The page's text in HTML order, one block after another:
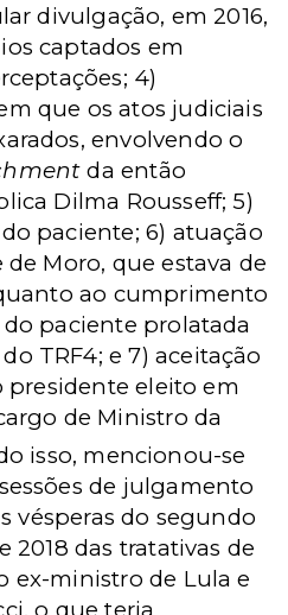
divulgação, em 2016,
captados em
4)
que os atos judiciais
envolvendo o
da então
Dilma Rousseff; 5)
paciente; 6) atuação
Moro, que estava de
ao cumprimento
paciente prolatada
TRF4; e 7) aceitação
eleito em
de Ministro da
isso, mencionou-se
de julgamento
vésperas do segundo
2018 das tratativas de
ex-ministro de Lula e
o que teria